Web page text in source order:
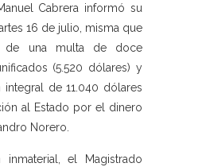
Cabrera informó su
16 de julio, misma que
de una multa de doce
(5.520 dólares) y
integral de 11.040 dólares
al Estado por el dinero
Norero.
inmaterial, el Magistrado